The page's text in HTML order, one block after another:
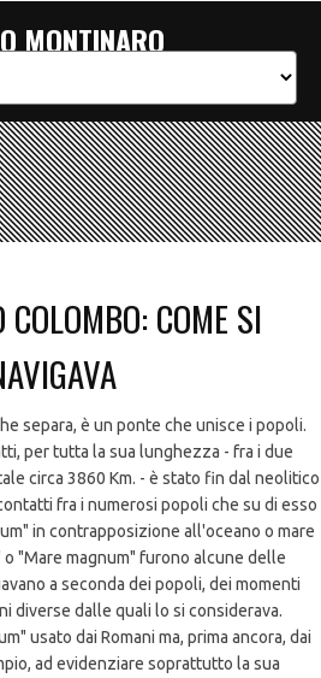
MONTINARO
COLOMBO: COME SI
separa, è un ponte che unisce i popoli.
per tutta la sua lunghezza - fra i due
circa 3860 Km. - è stato fin dal neolitico
fra i numerosi popoli che su di esso
in contrapposizione all'oceano o mare
"Mare magnum" furono alcune delle
a seconda dei popoli, dei momenti
diverse dalle quali lo si considerava.
usato dai Romani ma, prima ancora, dai
ad evidenziare soprattutto la sua